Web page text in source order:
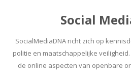
Social
SocialMediaDNA richt zich op
politie en maatschappelijke
de online aspecten van openbare